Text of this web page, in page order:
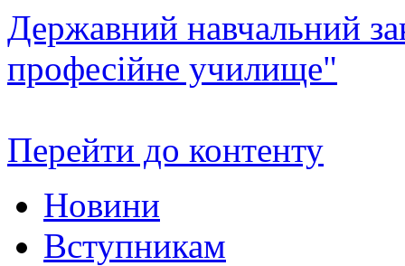
Державний навчальний
професійне училище"
Перейти до контенту
Новини
Вступникам